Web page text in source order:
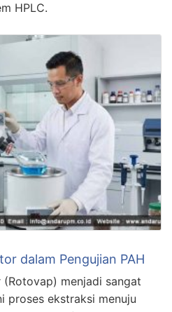
HPLC.
dalam Pengujian PAH
menjadi sangat
proses ekstraksi menuju